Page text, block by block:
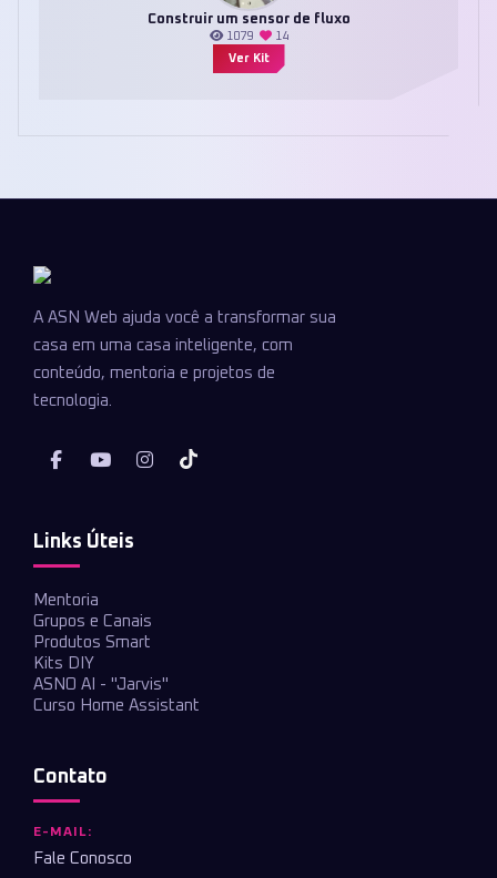
Construir um sensor de fluxo
1079
14
Ver Kit
A ASN Web ajuda você a transformar sua
casa em uma casa inteligente, com
conteúdo, mentoria e projetos de
tecnologia.
Links Úteis
Mentoria
Grupos e Canais
Produtos Smart
Kits DIY
ASNO AI - "Jarvis"
Curso Home Assistant
Contato
E-MAIL:
Fale Conosco